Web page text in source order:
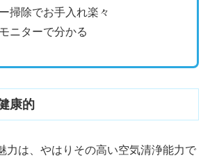
掃除でお手入れ楽々
ニターで分かる
康的
力は、やはりその高い空気清浄能力で